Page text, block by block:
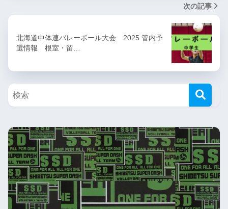
次の記事
北海道中体連バレーボール大会 2025 管内予
選情報 根室・留…